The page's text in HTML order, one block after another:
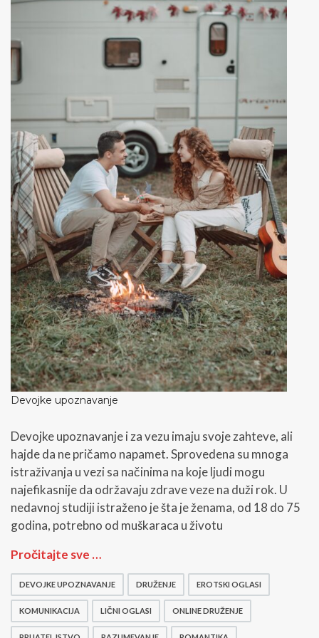
Devojke upoznavanje
Devojke upoznavanje i za vezu imaju svoje zahteve, ali
hajde da ne pričamo napamet. Sprovedena su mnoga
istraživanja u vezi sa načinima na koje ljudi mogu
najefikasnije da održavaju zdrave veze na duži rok. U
nedavnoj studiji istraženo je šta je ženama, od 18 do 75
godina, potrebno od muškaraca u životu
D
o
k
Pročitajte sve …
DEVOJKE UPOZNAVANJE DRUŽENJE EROTSKI OGLASI
KOMUNIKACIJA LIČNI OGLASI ONLINE DRUŽENJE